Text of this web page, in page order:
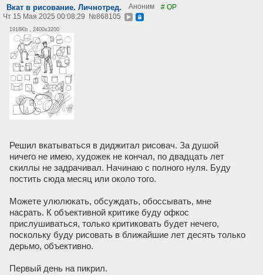
Вкат в рисование. Личнотред. Аноним
# OP
Чт 15 Мая 2025 00:08:29
№868105
1918Kb , 2400x3200
Решил вкатываться в диджитал рисовач. За душой
ничего не имею, художек не кончал, по двадцать лет
скиллы не задрачивал. Начинаю с полного нуля. Буду
постить сюда месяц или около того.
Можете улюлюкать, обсуждать, обоссывать, мне
насрать. К объективной критике буду офкос
прислушиваться, только критиковать будет нечего,
поскольку буду рисовать в ближайшие лет десять только
дерьмо, объективно.
Первый день на пикрил.